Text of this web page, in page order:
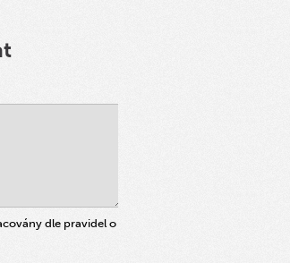
dle pravidel o